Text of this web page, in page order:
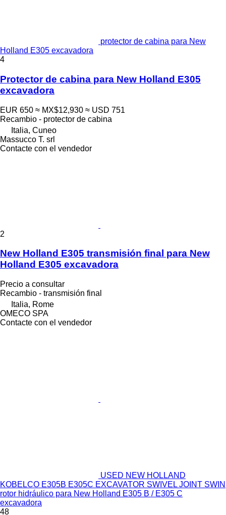
protector de cabina para New
Holland E305 excavadora
4
Protector de cabina para New Holland E305
excavadora
EUR 650 ≈ MX$12,930 ≈ USD 751
Recambio - protector de cabina
Italia, Cuneo
Massucco T. srl
Contacte con el vendedor
2
New Holland E305 transmisión final para New
Holland E305 excavadora
Precio a consultar
Recambio - transmisión final
Italia, Rome
OMECO SPA
Contacte con el vendedor
USED NEW HOLLAND
KOBELCO E305B E305C EXCAVATOR SWIVEL JOINT SWIN
rotor hidráulico para New Holland E305 B / E305 C
excavadora
48